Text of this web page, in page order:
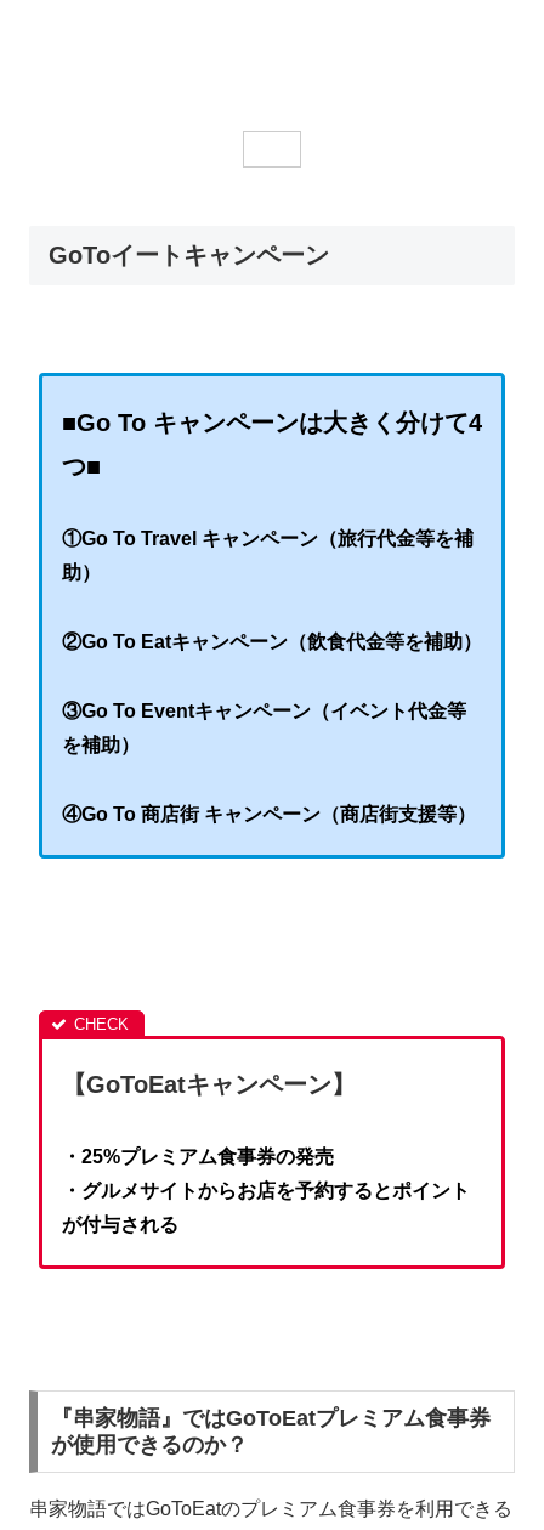
GoToイートキャンペーン
■Go To キャンペーンは大きく分けて4
つ■
①Go To Travel キャンペーン（旅行代金等を補
助）
②Go To Eatキャンペーン（飲食代金等を補助）
③Go To Eventキャンペーン（イベント代金等
を補助）
④Go To 商店街 キャンペーン（商店街支援等）
【GoToEatキャンペーン】
・25%プレミアム食事券の発売
・グルメサイトからお店を予約するとポイント
が付与される
『串家物語』ではGoToEatプレミアム食事券
が使用できるのか？
串家物語ではGoToEatのプレミアム食事券を利用できる